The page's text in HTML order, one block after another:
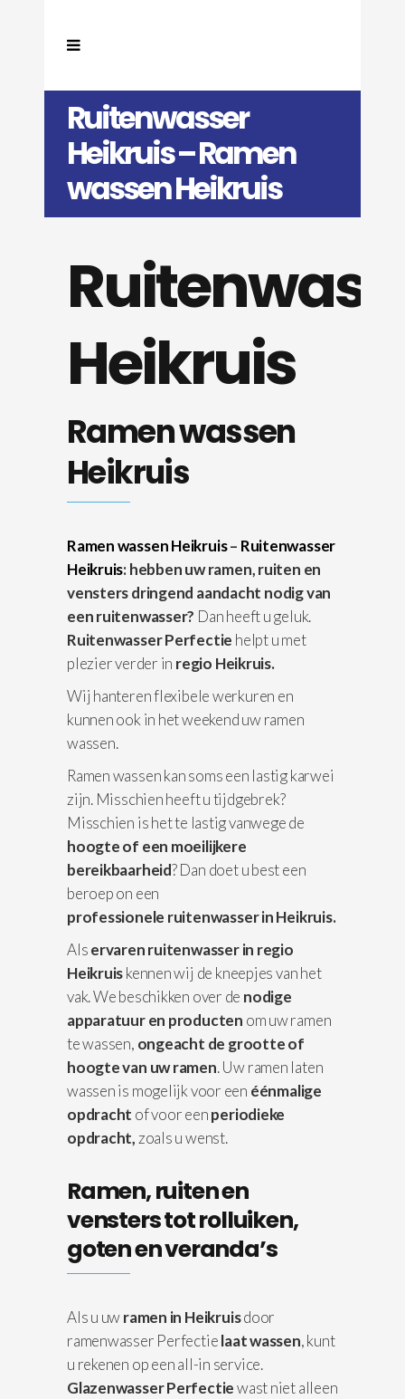
Ruitenwasser
Heikruis – Ramen
wassen Heikruis
Heikruis
Ramen wassen
Heikruis
Ramen wassen Heikruis– Ruitenwasser
Heikruis: hebben uw ramen, ruiten en
vensters dringend aandacht nodig van
een ruitenwasser? Dan heeft u geluk.
Ruitenwasser Perfectie helpt u met
plezier verder in regio Heikruis.
Wij hanteren flexibele werkuren en
kunnen ook in het weekend uw ramen
wassen.
Ramen wassen kan soms een lastig karwei
zijn. Misschien heeft u tijdgebrek?
Misschien is het te lastig vanwege de
hoogte of een moeilijkere
bereikbaarheid? Dan doet u best een
beroep on een
professionele ruitenwasser in Heikruis.
Alservaren ruitenwasser in regio
Heikruiskennen wij de kneepjes van het
vak. We beschikken over de nodige
apparatuuren producten om uw ramen
te wassen, ongeacht de grootte of
hoogte van uw ramen. Uw ramen laten
wassen is mogelijk voor een éénmalige
opdracht of voor eenperiodieke
opdracht, zoals u wenst.
Ramen, ruiten en
vensters tot rolluiken,
goten en veranda’s
Als u uwramen in Heikruisdoor
ramenwasser Perfectielaat wassen, kunt
u rekenen op een all-in service.
Glazenwasser Perfectiewast niet alleen